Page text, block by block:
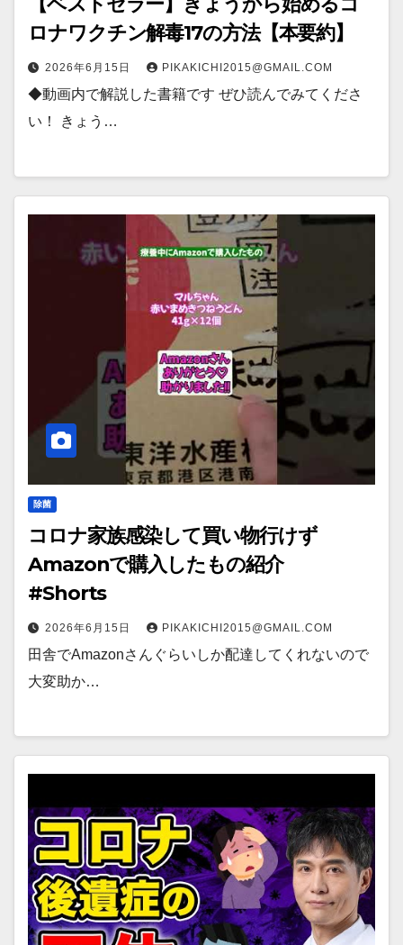
ロナワクチン解毒17の方法【本要約】
2026年6月15日 PIKAKICHI2015@GMAIL.COM
◆動画内で解説した書籍です ぜひ読んでみてくださ
い！ きょう…
除菌
コロナ家族感染して買い物行けず
Amazonで購入したもの紹介
#Shorts
2026年6月15日 PIKAKICHI2015@GMAIL.COM
田舎でAmazonさんぐらいしか配達してくれないので
大変助か…